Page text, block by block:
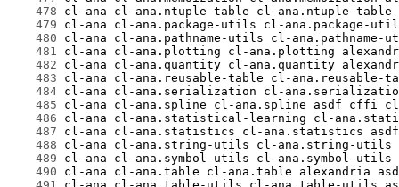
    478
    479
    480
    481
    482
    483
    484
    485
    486
    487
    488
    489
    490
    491